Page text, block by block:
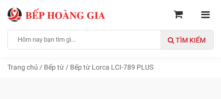
TÌM KIẾM
Trang chủ / Bếp từ / Bếp từ Lorca LCI-789 PLUS